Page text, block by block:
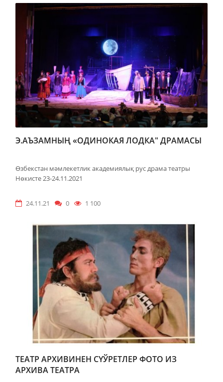
Э.АЪЗАМНЫҢ «ОДИНОКАЯ ЛОДКА" ДРАМАСЫ
Өзбекстан мәмлекетлик академиялық рус драма театры
Нөкисте 23-24.11.2021
24.11.21 0 1 100
ТЕАТР АРХИВИНЕН СҮЎРЕТЛЕР ФОТО ИЗ
АРХИВА ТЕАТРА